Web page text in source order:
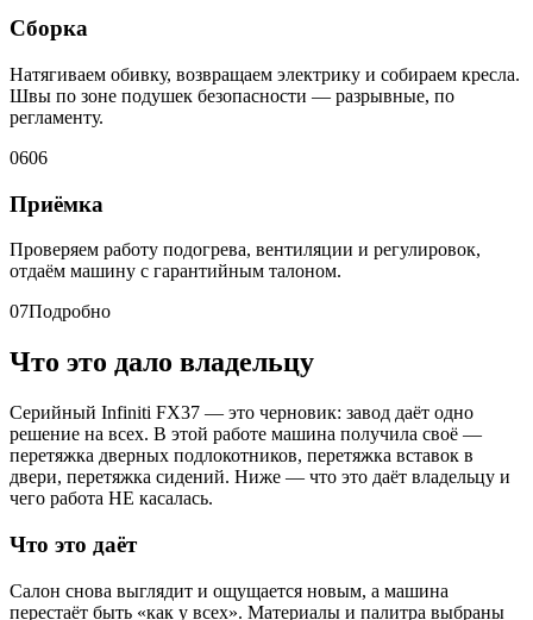
Сборка
Натягиваем обивку, возвращаем электрику и собираем кресла.
Швы по зоне подушек безопасности — разрывные, по
регламенту.
0606
Приёмка
Проверяем работу подогрева, вентиляции и регулировок,
отдаём машину с гарантийным талоном.
07Подробно
Что это дало владельцу
Серийный Infiniti FX37 — это черновик: завод даёт одно
решение на всех. В этой работе машина получила своё —
перетяжка дверных подлокотников, перетяжка вставок в
двери, перетяжка сидений. Ниже — что это даёт владельцу и
чего работа НЕ касалась.
Что это даёт
Салон снова выглядит и ощущается новым, а машина
перестаёт быть «как у всех». Материалы и палитра выбраны